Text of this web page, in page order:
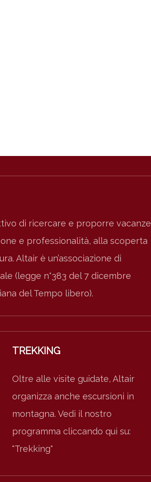
di ricercare e proporre vacanze
e professionalità, alla scoperta
Altair è un’associazione di
(legge n°383 del 7 dicembre
del Tempo libero).
TREKKING
Oltre alle visite guidate, Altair
organizza anche escursioni in
montagna. Vedi il nostro
programma cliccando qui su:
"Trekking"